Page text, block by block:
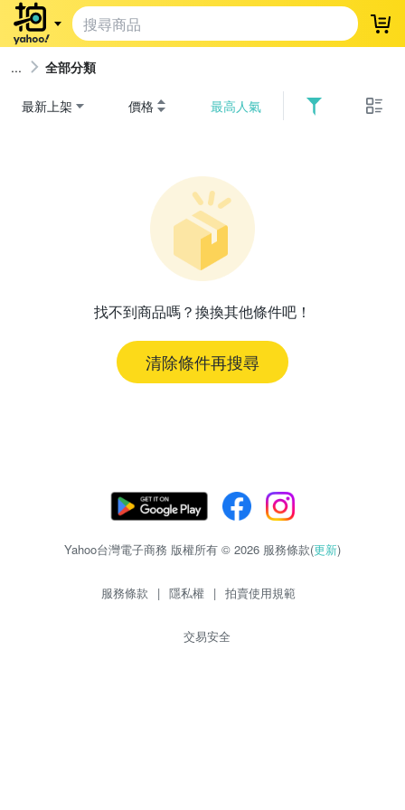
登
全部分類
最新上架 價格 最高人氣
找不到商品嗎？換換其他條件吧！
清除條件再搜尋
Yahoo台灣電子商務 版權所有 © 2026 服務條款(更新)
服務條款 | 隱私權 | 拍賣使用規範
交易安全